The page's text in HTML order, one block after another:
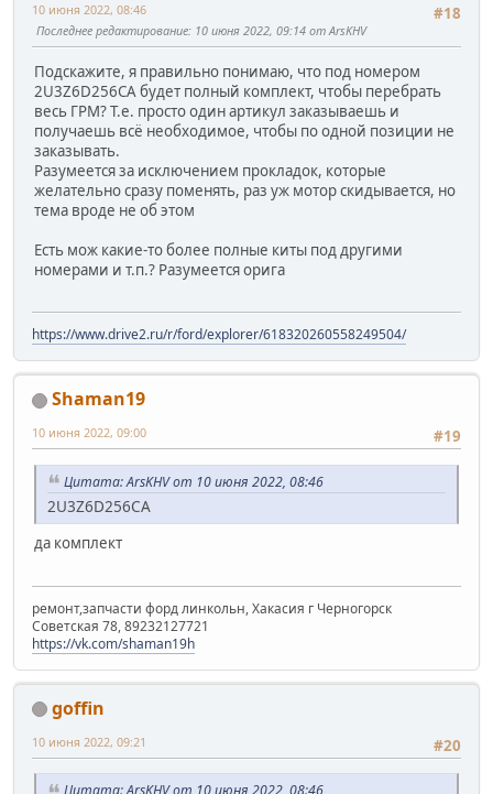
#18
10 июня 2022, 08:46
Последнее редактирование: 10 июня 2022, 09:14 от ArsKHV
Подскажите, я правильно понимаю, что под номером
2U3Z6D256CA будет полный комплект, чтобы перебрать
весь ГРМ? Т.е. просто один артикул заказываешь и
получаешь всё необходимое, чтобы по одной позиции не
заказывать.
Разумеется за исключением прокладок, которые
желательно сразу поменять, раз уж мотор скидывается, но
тема вроде не об этом
Есть мож какие-то более полные киты под другими
номерами и т.п.? Разумеется орига
https://www.drive2.ru/r/ford/explorer/618320260558249504/
Shaman19
#19
10 июня 2022, 09:00
Цитата: ArsKHV от 10 июня 2022, 08:46
2U3Z6D256CA
да комплект
ремонт,запчасти форд линкольн, Хакасия г Черногорск
Советская 78, 89232127721
https://vk.com/shaman19h
goffin
#20
10 июня 2022, 09:21
Цитата: ArsKHV от 10 июня 2022, 08:46